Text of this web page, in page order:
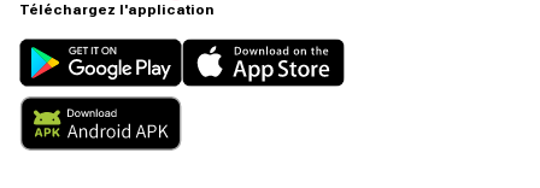
Téléchargez l'application